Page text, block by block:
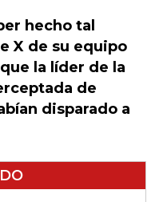
hecho tal
X de su equipo
la líder de la
de
disparado a